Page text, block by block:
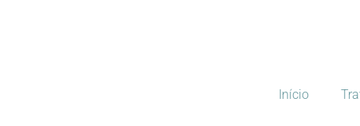
Início